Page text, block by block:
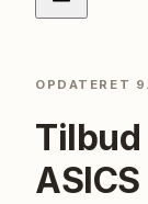
OPDATERET
ASICS